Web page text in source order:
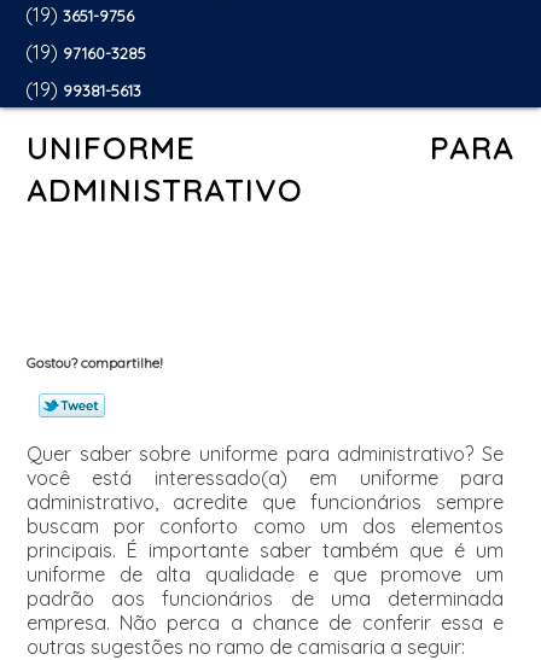
(19) 3651-9756
(19) 97160-3285
(19) 99381-5613
UNIFORME PARA
ADMINISTRATIVO
Gostou? compartilhe!
Quer saber sobre uniforme para administrativo? Se
você está interessado(a) em uniforme para
administrativo, acredite que funcionários sempre
buscam por conforto como um dos elementos
principais. É importante saber também que é um
uniforme de alta qualidade e que promove um
padrão aos funcionários de uma determinada
empresa. Não perca a chance de conferir essa e
outras sugestões no ramo de camisaria a seguir: